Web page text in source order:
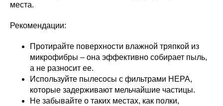
места.
Рекомендации:
Протирайте поверхности влажной тряпкой из
микрофибры – она эффективно собирает пыль,
а не разносит ее.
Используйте пылесосы с фильтрами HEPA,
которые задерживают мельчайшие частицы.
Не забывайте о таких местах, как полки,